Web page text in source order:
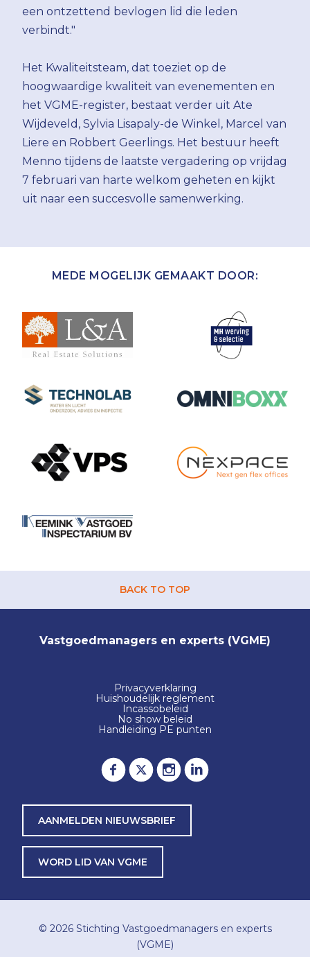
een ontzettend bevlogen lid die leden
verbindt."
Het Kwaliteitsteam, dat toeziet op de
hoogwaardige kwaliteit van evenementen en
het VGME-register, bestaat verder uit Ate
Wijdeveld, Sylvia Lisapaly-de Winkel, Marcel van
Liere en Robbert Geerlings. Het bestuur heeft
Menno tijdens de laatste vergadering op vrijdag
7 februari van harte welkom geheten en kijkt
uit naar een succesvolle samenwerking.
MEDE MOGELIJK GEMAAKT DOOR:
BACK TO TOP
Vastgoedmanagers en experts (VGME)
Privacyverklaring
Huishoudelijk reglement
Incassobeleid
No show beleid
Handleiding PE punten
AANMELDEN NIEUWSBRIEF
WORD LID VAN VGME
© 2026 Stichting Vastgoedmanagers en experts
(VGME)